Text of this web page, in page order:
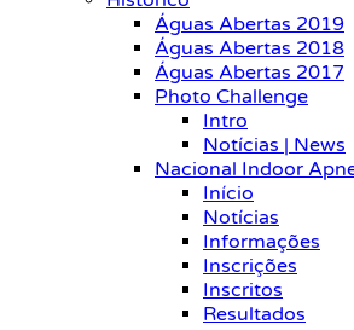
Águas Abertas 2019
Águas Abertas 2018
Águas Abertas 2017
Photo Challenge
Intro
Notícias | News
Nacional Indoor
Início
Notícias
Informações
Inscrições
Inscritos
Resultados